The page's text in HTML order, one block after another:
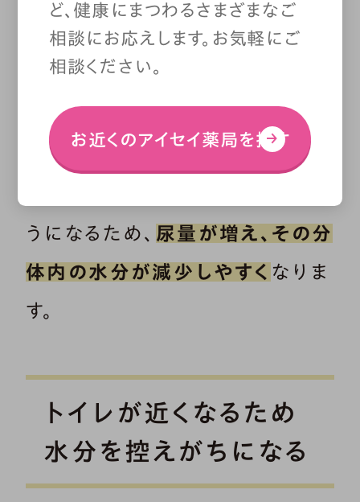
加齢により腎機能は低下していき
ます。本来は、腎臓で尿を濃縮して
排泄するはずが、濃縮できず水分
うになるため、 尿量が増え、その分
体内の水分が減少しやすく なりま
す。
トイレが近くなるため
水分を控えがちになる
ど、健康にまつわるさまざまなご
相談にお応えします。お気軽にご
相談ください。
お近くのアイセイ薬局を探す